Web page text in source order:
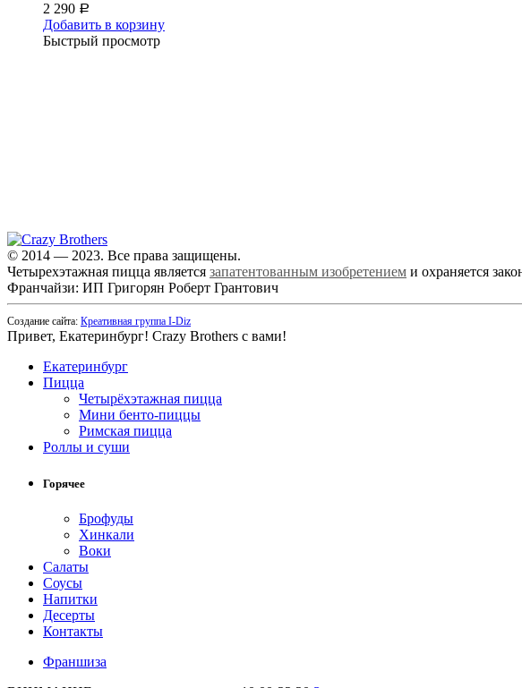
2 290 Р
Добавить в корзину
Быстрый просмотр
© 2014 — 2023. Все права защищены.
Четырехэтажная пицца является запатентованным изобретением и охраняется
Франчайзи: ИП Григорян Роберт Грантович
Создание сайта: Креативная группа I-Diz
Привет, Екатеринбург! Crazy Brothers с вами!
Екатеринбург
Пицца
Четырёхэтажная пицца
Мини бенто-пиццы
Римская пицца
Роллы и суши
Горячее
Брофуды
Хинкали
Воки
Салаты
Соусы
Напитки
Десерты
Контакты
Франшиза